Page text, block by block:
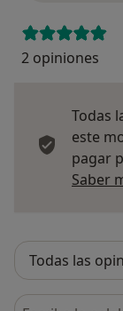
2 opiniones
Todas
este
pagar
Saber
Busca en